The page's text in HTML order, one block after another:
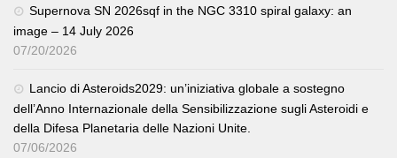
Supernova SN 2026sqf in the NGC 3310 spiral galaxy: an
image – 14 July 2026
07/20/2026
Lancio di Asteroids2029: un’iniziativa globale a sostegno
dell’Anno Internazionale della Sensibilizzazione sugli Asteroidi e
della Difesa Planetaria delle Nazioni Unite.
07/06/2026